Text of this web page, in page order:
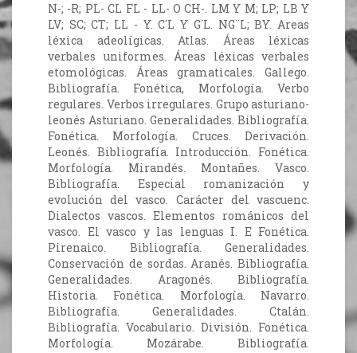
N-; -R; PL- CL FL - LL- O CH-. LM Y M; LP; LB Y
LV; SC; CT; LL - Y. C´L Y G´L. NG¨L; BY. Areas
léxica adeolígicas. Atlas. Áreas léxicas
verbales uniformes. Áreas léxicas verbales
etomológicas. Áreas gramaticales. Gallego.
Bibliografía. Fonética, Morfología. Verbo
regulares. Verbos irregulares. Grupo asturiano-
leonés Asturiano. Generalidades. Bibliografía.
Fonética. Morfología. Cruces. Derivación.
Leonés. Bibliografía. Introducción. Fonética.
Morfología. Mirandés. Montañes. Vasco.
Bibliografía. Especial romanización y
evolución del vasco. Carácter del vascuenc.
Dialectos vascos. Elementos románicos del
vasco. El vasco y las lenguas I. E Fonética.
Pirenaico. Bibliografía. Generalidades.
Conservación de sordas. Aranés. Bibliografía.
Generalidades. Aragonés. Bibliografía.
Historia. Fonética. Morfología. Navarro.
Bibliografía. Generalidades. Ctalán.
Bibliografía. Vocabulario. División. Fonética.
Morfología. Mozárabe. Bibliografía.